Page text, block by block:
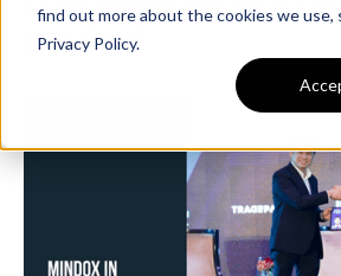
find out more about the cookies we use,
Privacy Policy.
ฟิลิปปินส์